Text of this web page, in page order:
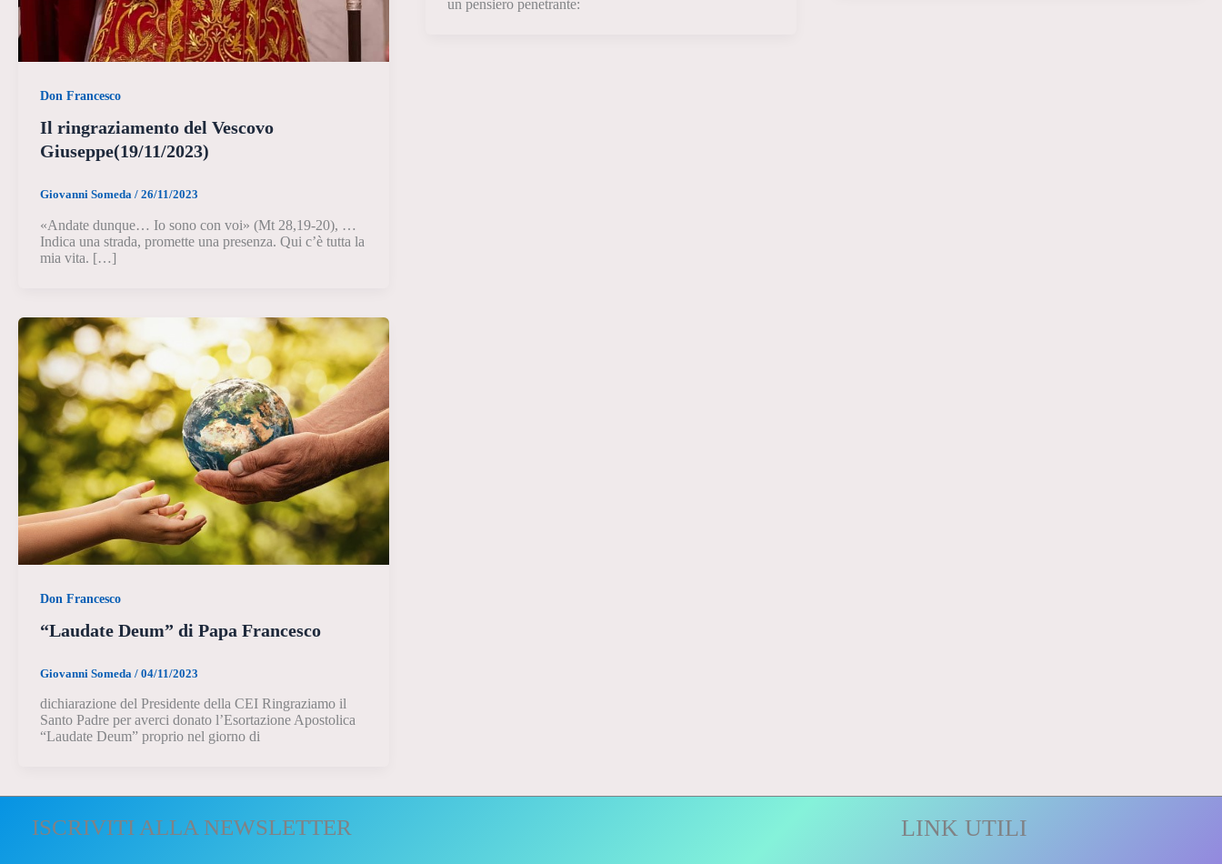
Don Francesco
Il ringraziamento del Vescovo
Giuseppe(19/11/2023)
Giovanni Someda / 26/11/2023
«Andate dunque… Io sono con voi» (Mt 28,19-20), …
Indica una strada, promette una presenza. Qui c’è tutta la
mia vita. […]
un pensiero penetrante:
Don Francesco
“Laudate Deum” di Papa Francesco
Giovanni Someda / 04/11/2023
dichiarazione del Presidente della CEI Ringraziamo il
Santo Padre per averci donato l’Esortazione Apostolica
“Laudate Deum” proprio nel giorno di
ISCRIVITI ALLA NEWSLETTER LINK UTILI